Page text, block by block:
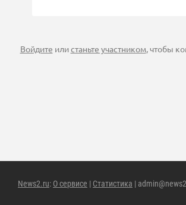
Войдите илистаньте участником, чтобы
News2.ru: О сервисе | Статистика |